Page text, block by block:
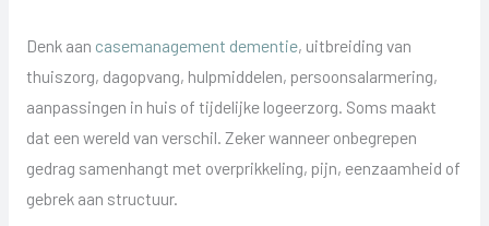
Denk aan casemanagement dementie, uitbreiding van
thuiszorg, dagopvang, hulpmiddelen, persoonsalarmering,
aanpassingen in huis of tijdelijke logeerzorg. Soms maakt
dat een wereld van verschil. Zeker wanneer onbegrepen
gedrag samenhangt met overprikkeling, pijn, eenzaamheid of
gebrek aan structuur.